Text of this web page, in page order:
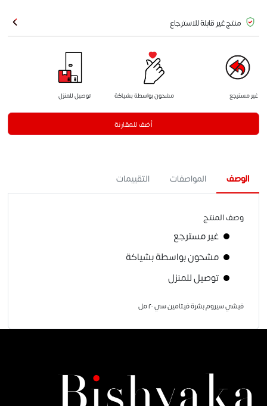
منتج غير قابلة للاسترجاع
غير مسترجع مشحون بواسطة بشياكة توصيل للمنزل
أضف للمقارنة
الوصف المواصفات التقييمات
وصف المنتج
غير مسترجع
مشحون بواسطة بشياكة
توصيل للمنزل
فيشي سيروم بشرة فيتامين سي ٢٠ مل